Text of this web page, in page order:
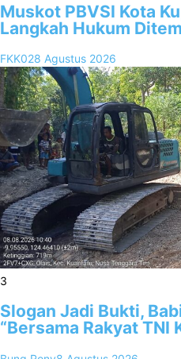
Muskot PBVSI Kota
Langkah Hukum
FKK028 Agustus 2026
3
Slogan Jadi Bukti,
“Bersama Rakyat TNI